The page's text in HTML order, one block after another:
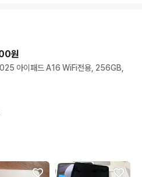
원
아이패드 A16 WiFi전용, 256GB,